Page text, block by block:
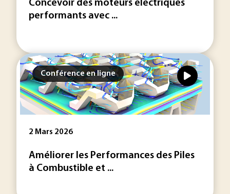
Concevoir des moteurs électriques
performants avec ...
Conférence en ligne
2 Mars 2026
Améliorer les Performances des Piles
à Combustible et ...